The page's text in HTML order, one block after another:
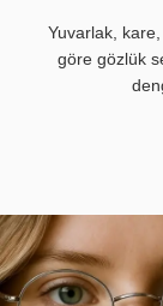
Yuvarlak,
göre gözlük